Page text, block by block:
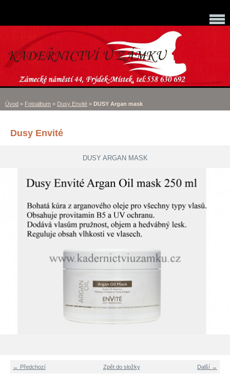
Úvod » Fotoalbum » Dusy Envité » DUSY Argan mask
Dusy Envité
DUSY ARGAN MASK
← Předchozí Další →
Zpět do složky